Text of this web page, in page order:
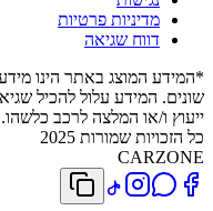
מדיניות פרטיות
דווח שגיאה
*המידע המוצג באתר הינו
שונים. המידע עלול להכיל
ייעוץ ו/או המלצה לרכב
כל הזכויות שמורות 2025
CARZONE